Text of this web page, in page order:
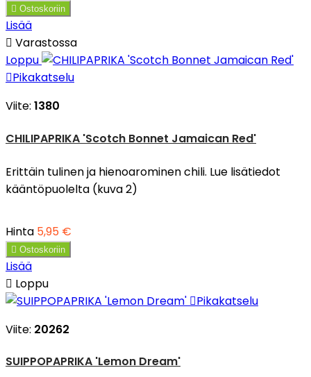
 Ostoskoriin
Lisää
 Varastossa
Loppu
Pikakatselu
Viite: 1380
CHILIPAPRIKA 'Scotch Bonnet Jamaican Red'
Erittäin tulinen ja hienoarominen chili. Lue lisätiedot
kääntöpuolelta (kuva 2)
Hinta 5,95 €
 Ostoskoriin
Lisää
 Loppu
Pikakatselu
Viite: 20262
SUIPPOPAPRIKA 'Lemon Dream'